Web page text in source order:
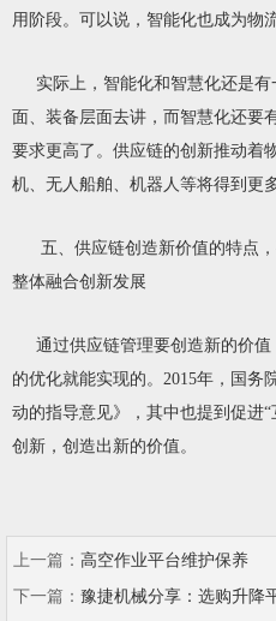
用阶段。可以说，智能化也成为物
实际上，智能化和智慧化还是有
面、装备层面去讲，而智慧化还要
要求更高了。供应链的创新推动着
机、无人船舶、机器人等将得到更
五、供应链创造新价值的特点，
整体融合创新发展
通过供应链管理要创造新的价值
的优化就能实现的。2015年，国务
动的指导意见》，其中也提到促进
创新，创造出新的价值。
上一篇： 高空作业平台维护保养
下一篇： 豫捷机械分享：选购升降